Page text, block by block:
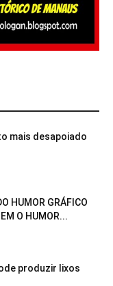
mais desapoiado
HUMOR GRÁFICO
O HUMOR...
produzir lixos